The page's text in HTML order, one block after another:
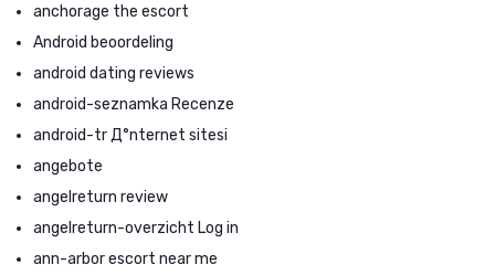
anchorage the escort
Android beoordeling
android dating reviews
android-seznamka Recenze
android-tr Д°nternet sitesi
angebote
angelreturn review
angelreturn-overzicht Log in
ann-arbor escort near me